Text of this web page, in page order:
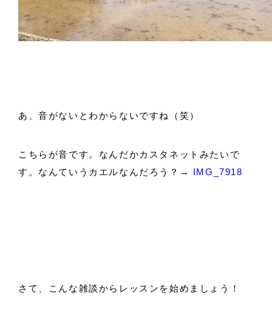
あ、音がないとわからないですね（笑）
こちらが音です。なんだかカスタネットみたいで
す。なんていうカエルなんだろう？→
IMG_7918
さて、こんな雑談からレッスンを始めましょう！